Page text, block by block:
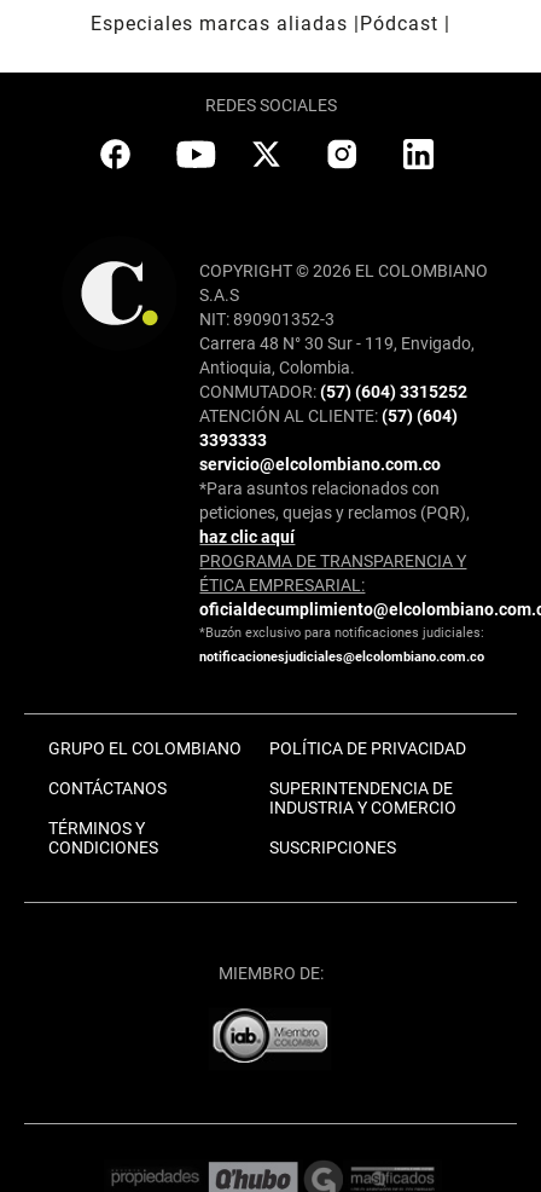
Especiales marcas aliadas
Pódcast
REDES SOCIALES
COPYRIGHT © 2026 EL COLOMBIANO
S.A.S
NIT: 890901352-3
Carrera 48 N° 30 Sur - 119, Envigado,
Antioquia, Colombia.
CONMUTADOR:(57) (604) 3315252
ATENCIÓN AL CLIENTE:(57) (604)
3393333
servicio@elcolombiano.com.co
*Para asuntos relacionados con
peticiones, quejas y reclamos (PQR),
haz clic aquí
PROGRAMA DE TRANSPARENCIA Y
ÉTICA EMPRESARIAL:
*Buzón exclusivo para notificaciones judiciales:
notificacionesjudiciales@elcolombiano.com.co
GRUPO EL COLOMBIANO
CONTÁCTANOS
TÉRMINOS Y
CONDICIONES
POLÍTICA DE PRIVACIDAD
SUPERINTENDENCIA DE
INDUSTRIA Y COMERCIO
SUSCRIPCIONES
MIEMBRO DE: